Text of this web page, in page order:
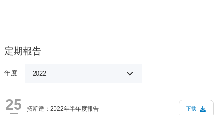
定期報告
年度 2022
25 拓斯達：2022年半年度報告 下载